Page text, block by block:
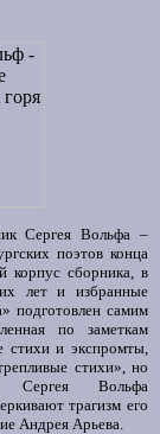
Сергея Вольфа –
поэтов конца
корпус сборника, в
лет и избранные
подготовлен самим
по заметкам
стихи и экспромты,
стихи», но
Сергея Вольфа
трагизм его
Андрея Арьева.